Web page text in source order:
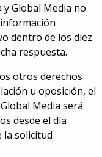
Global Media no
dentro de los diez
respuesta.
otros derechos
u oposición, el
Media será
desde el día
la solicitud